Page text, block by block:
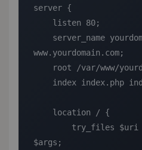
server {
www.yourdomain.com;
$args;